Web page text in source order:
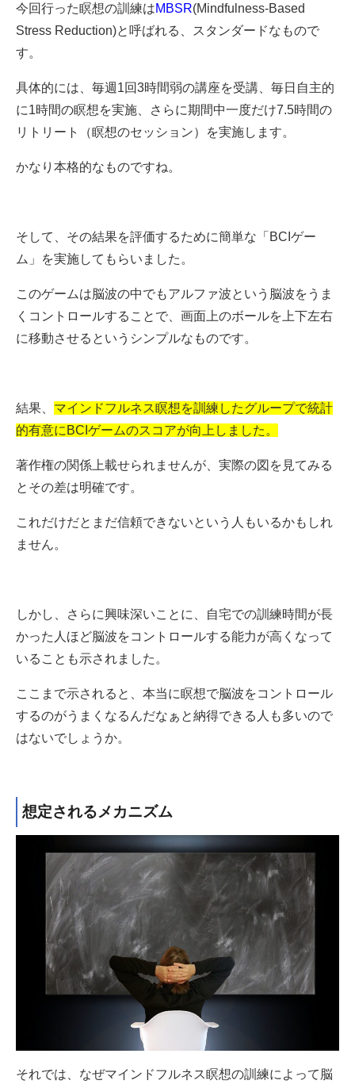
今回行った瞑想の訓練はMBSR(Mindfulness-Based
Stress Reduction)と呼ばれる、スタンダードなもので
す。
具体的には、毎週1回3時間弱の講座を受講、毎日自主的
に1時間の瞑想を実施、さらに期間中一度だけ7.5時間の
リトリート（瞑想のセッション）を実施します。
かなり本格的なものですね。
そして、その結果を評価するために簡単な「BCIゲー
ム」を実施してもらいました。
このゲームは脳波の中でもアルファ波という脳波をうま
くコントロールすることで、画面上のボールを上下左右
に移動させるというシンプルなものです。
結果、 マインドフルネス瞑想を訓練したグループで統計
的有意にBCIゲームのスコアが向上しました。
著作権の関係上載せられませんが、実際の図を見てみる
とその差は明確です。
これだけだとまだ信頼できないという人もいるかもしれ
ません。
しかし、さらに興味深いことに、自宅での訓練時間が長
かった人ほど脳波をコントロールする能力が高くなって
いることも示されました。
ここまで示されると、本当に瞑想で脳波をコントロール
するのがうまくなるんだなぁと納得できる人も多いので
はないでしょうか。
想定されるメカニズム
それでは、なぜマインドフルネス瞑想の訓練によって脳